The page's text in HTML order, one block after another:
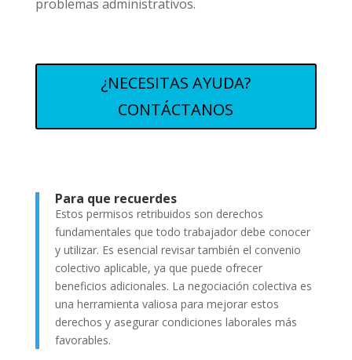
problemas administrativos.
¿NECESITAS AYUDA?
CONTÁCTANOS
Para que recuerdes
Estos permisos retribuidos son derechos
fundamentales que todo trabajador debe conocer
y utilizar. Es esencial revisar también el convenio
colectivo aplicable, ya que puede ofrecer
beneficios adicionales. La negociación colectiva es
una herramienta valiosa para mejorar estos
derechos y asegurar condiciones laborales más
favorables.